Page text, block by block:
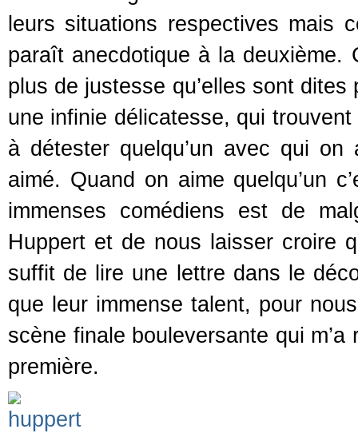
leurs situations respectives mais
paraît anecdotique à la deuxième.
plus de justesse qu’elles sont
une infinie délicatesse, qui
à détester quelqu’un avec qui on
aimé. Quand on aime quelqu’un
immenses comédiens est de
Huppert et de nous laisser croire
suffit de lire une lettre dans le
que leur immense talent, pour
scène finale bouleversante qui
première.